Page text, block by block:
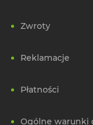
Zwroty
Reklamacje
Płatności
Ogólne warunki